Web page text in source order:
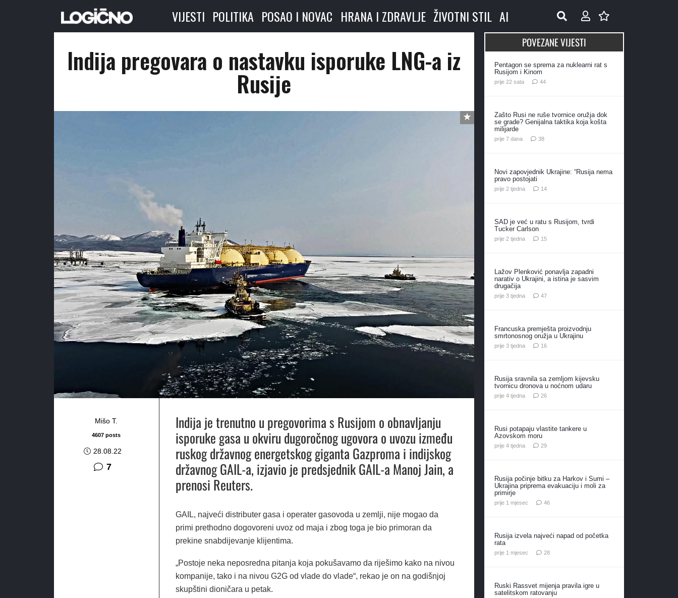
VIJESTI POLITIKA POSAO I NOVAC HRANA I ZDRAVLJE ŽIVOTNI STIL AI
Indija pregovara o nastavku isporuke LNG-a iz
Rusije
Mišo T.
4607 posts
28.08.22
7komentara
Indija je trenutno u pregovorima s Rusijom o obnavljanju
isporuke gasa u okviru dugoročnog ugovora o uvozu između
ruskog državnog energetskog giganta Gazproma i indijskog
državnog GAIL-a, izjavio je predsjednik GAIL-a Manoj Jain, a
prenosi Reuters.
GAIL, najveći distributer gasa i operater gasovoda u zemlji, nije mogao da
primi prethodno dogovoreni uvoz od maja i zbog toga je bio primoran da
prekine snabdijevanje klijentima.
„Postoje neka neposredna pitanja koja pokušavamo da riješimo kako na nivou
kompanije, tako i na nivou G2G od vlade do vlade“, rekao je on na godišnjoj
skupštini dioničara u petak.
POVEZANE VIJESTI
Pentagon se sprema za nuklearni rat s
Rusijom i Kinom
prije 22 sata 44komentara
Zašto Rusi ne ruše tvornice oružja dok
se grade? Genijalna taktika koja košta
milijarde
prije 7 dana 38komentara
Novi zapovjednik Ukrajine: “Rusija nema
pravo postojati
prije 2 tjedna 14komentara
SAD je već u ratu s Rusijom, tvrdi
Tucker Carlson
prije 2 tjedna 15komentara
Lažov Plenković ponavlja zapadni
narativ o Ukrajini, a istina je sasvim
drugačija
prije 3 tjedna 47komentara
Francuska premješta proizvodnju
smrtonosnog oružja u Ukrajinu
prije 3 tjedna 16komentara
Rusija sravnila sa zemljom kijevsku
tvornicu dronova u noćnom udaru
prije 4 tjedna 26komentara
Rusi potapaju vlastite tankere u
Azovskom moru
prije 4 tjedna 29komentara
Rusija počinje bitku za Harkov i Sumi –
Ukrajina priprema evakuaciju i moli za
primirje
prije 1 mjesec 46komentara
Rusija izvela najveći napad od početka
rata
prije 1 mjesec 28komentara
Ruski Rassvet mijenja pravila igre u
satelitskom ratovanju